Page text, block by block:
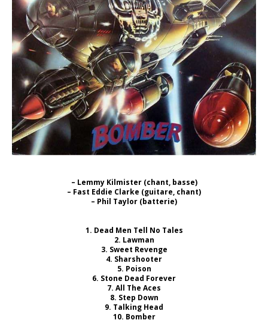
– Lemmy Kilmister (chant, basse)
– Fast Eddie Clarke (guitare, chant)
– Phil Taylor (batterie)
1. Dead Men Tell No Tales
2. Lawman
3. Sweet Revenge
4. Sharshooter
5. Poison
6. Stone Dead Forever
7. All The Aces
8. Step Down
9. Talking Head
10. Bomber